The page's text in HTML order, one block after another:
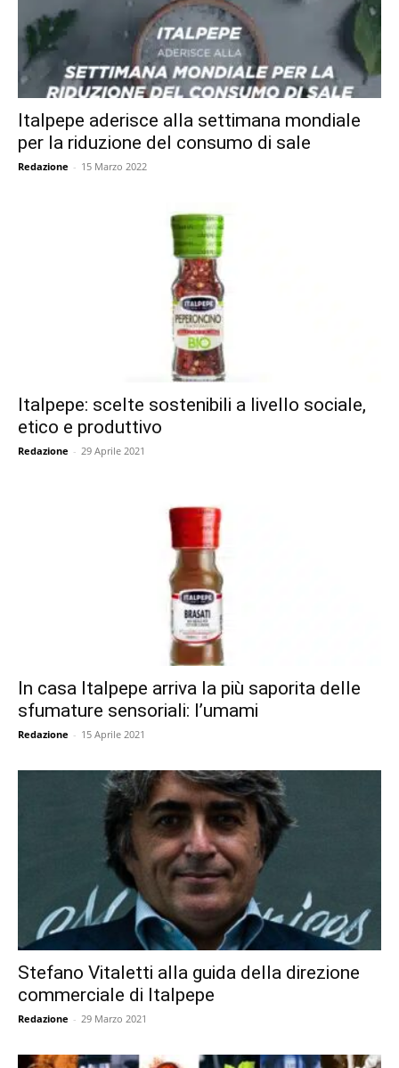
Italpepe aderisce alla settimana mondiale
per la riduzione del consumo di sale
Redazione - 15 Marzo 2022
Italpepe: scelte sostenibili a livello sociale,
etico e produttivo
Redazione - 29 Aprile 2021
In casa Italpepe arriva la più saporita delle
sfumature sensoriali: l’umami
Redazione - 15 Aprile 2021
Stefano Vitaletti alla guida della direzione
commerciale di Italpepe
Redazione - 29 Marzo 2021